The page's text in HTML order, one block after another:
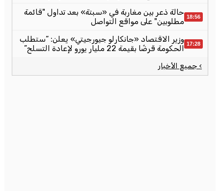
18:56 حالة ذعر بين مغاربة في «سبتة» بعد تداول "قائمة
مطلوبين" على مواقع التواصل
17:28 وزير الاقتصاد «جانكارلو جيورجيتي» يعلن: “ستطلب
الحكومة قرضًا بقيمة 22 مليار يورو لإعادة التسلح”
› جميع الأخبار